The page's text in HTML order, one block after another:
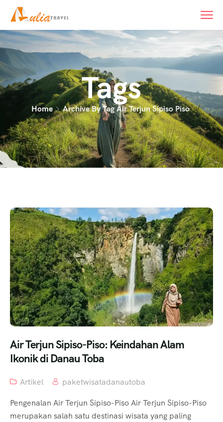
Tags
Home Archive By Tag Air Terjun Sipiso Piso
Air Terjun Sipiso-Piso: Keindahan Alam
Ikonik di Danau Toba
Artikel
paketwisatadanautoba
Pengenalan Air Terjun Sipiso-Piso Air Terjun Sipiso-Piso
merupakan salah satu destinasi wisata yang paling